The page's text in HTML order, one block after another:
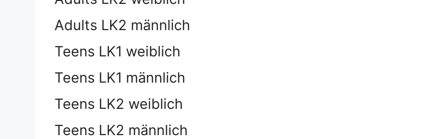
Adults LK2 männlich
Teens LK1 weiblich
Teens LK1 männlich
Teens LK2 weiblich
Teens LK2 männlich